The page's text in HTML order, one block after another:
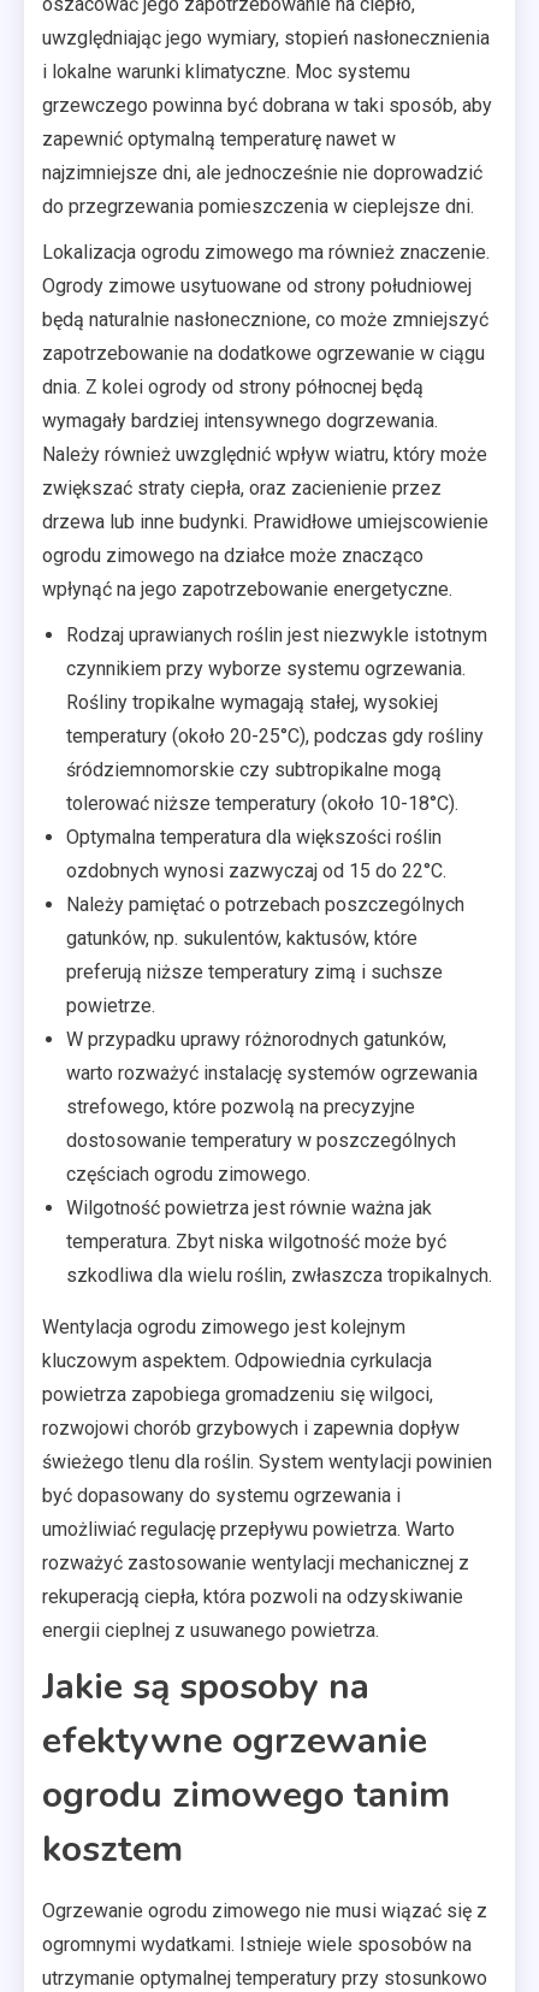
uwzględniając jego wymiary, stopień nasłonecznienia
i lokalne warunki klimatyczne. Moc systemu
grzewczego powinna być dobrana w taki sposób, aby
zapewnić optymalną temperaturę nawet w
najzimniejsze dni, ale jednocześnie nie doprowadzić
do przegrzewania pomieszczenia w cieplejsze dni.
Lokalizacja ogrodu zimowego ma również znaczenie.
Ogrody zimowe usytuowane od strony południowej
będą naturalnie nasłonecznione, co może zmniejszyć
zapotrzebowanie na dodatkowe ogrzewanie w ciągu
dnia. Z kolei ogrody od strony północnej będą
wymagały bardziej intensywnego dogrzewania.
Należy również uwzględnić wpływ wiatru, który może
zwiększać straty ciepła, oraz zacienienie przez
drzewa lub inne budynki. Prawidłowe umiejscowienie
ogrodu zimowego na działce może znacząco
wpłynąć na jego zapotrzebowanie energetyczne.
Rodzaj uprawianych roślin jest niezwykle istotnym
czynnikiem przy wyborze systemu ogrzewania.
Rośliny tropikalne wymagają stałej, wysokiej
temperatury (około 20-25°C), podczas gdy rośliny
śródziemnomorskie czy subtropikalne mogą
tolerować niższe temperatury (około 10-18°C).
Optymalna temperatura dla większości roślin
ozdobnych wynosi zazwyczaj od 15 do 22°C.
Należy pamiętać o potrzebach poszczególnych
gatunków, np. sukulentów, kaktusów, które
preferują niższe temperatury zimą i suchsze
powietrze.
W przypadku uprawy różnorodnych gatunków,
warto rozważyć instalację systemów ogrzewania
strefowego, które pozwolą na precyzyjne
dostosowanie temperatury w poszczególnych
częściach ogrodu zimowego.
Wilgotność powietrza jest równie ważna jak
temperatura. Zbyt niska wilgotność może być
szkodliwa dla wielu roślin, zwłaszcza tropikalnych.
Wentylacja ogrodu zimowego jest kolejnym
kluczowym aspektem. Odpowiednia cyrkulacja
powietrza zapobiega gromadzeniu się wilgoci,
rozwojowi chorób grzybowych i zapewnia dopływ
świeżego tlenu dla roślin. System wentylacji powinien
być dopasowany do systemu ogrzewania i
umożliwiać regulację przepływu powietrza. Warto
rozważyć zastosowanie wentylacji mechanicznej z
rekuperacją ciepła, która pozwoli na odzyskiwanie
energii cieplnej z usuwanego powietrza.
Jakie są sposoby na
efektywne ogrzewanie
ogrodu zimowego tanim
kosztem
Ogrzewanie ogrodu zimowego nie musi wiązać się z
ogromnymi wydatkami. Istnieje wiele sposobów na
utrzymanie optymalnej temperatury przy stosunkowo